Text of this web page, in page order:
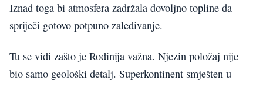
Iznad toga bi atmosfera zadržala dovoljno topline da
spriječi gotovo potpuno zaleđivanje.
Tu se vidi zašto je Rodinija važna. Njezin položaj nije
bio samo geološki detalj. Superkontinent smješten u